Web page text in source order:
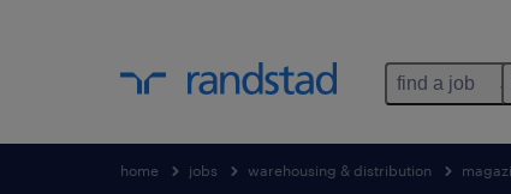
find a job
home jobs warehousing & distribution